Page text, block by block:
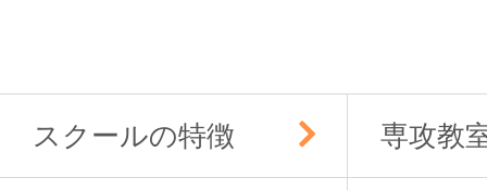
シ
ョ
スクールの特徴 専攻教